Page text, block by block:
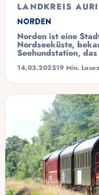
LANDKREIS
Norden
Norden ist eine
Nordseeküste,
Seehundstation,
14.03.202519 Min.